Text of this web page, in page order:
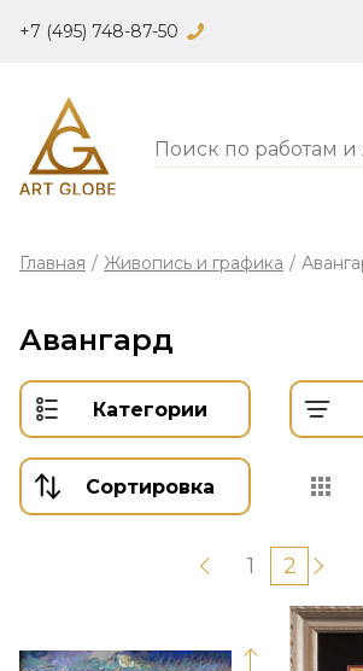
+7 (495) 748-87-50
Главная / Живопись и графика /
Авангард
Категории
Сортировка
1 2